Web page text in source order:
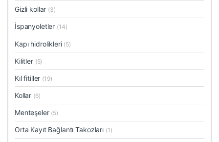
Gizli kollar (3)
İspanyoletler (14)
Kapı hidrolikleri (5)
Kilitler (5)
Kıl fitiller (19)
Kollar (6)
Menteşeler (5)
Orta Kayıt Bağlantı Takozları (1)